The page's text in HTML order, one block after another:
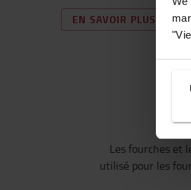
EN SAVOIR PLUS SUR
Les fourches et
utilisé pour les